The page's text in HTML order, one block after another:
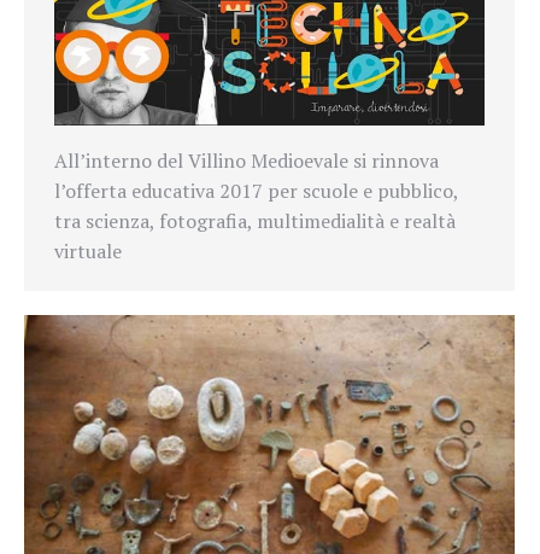
All’interno del Villino Medioevale si rinnova
l’offerta educativa 2017 per scuole e pubblico,
tra scienza, fotografia, multimedialità e realtà
virtuale